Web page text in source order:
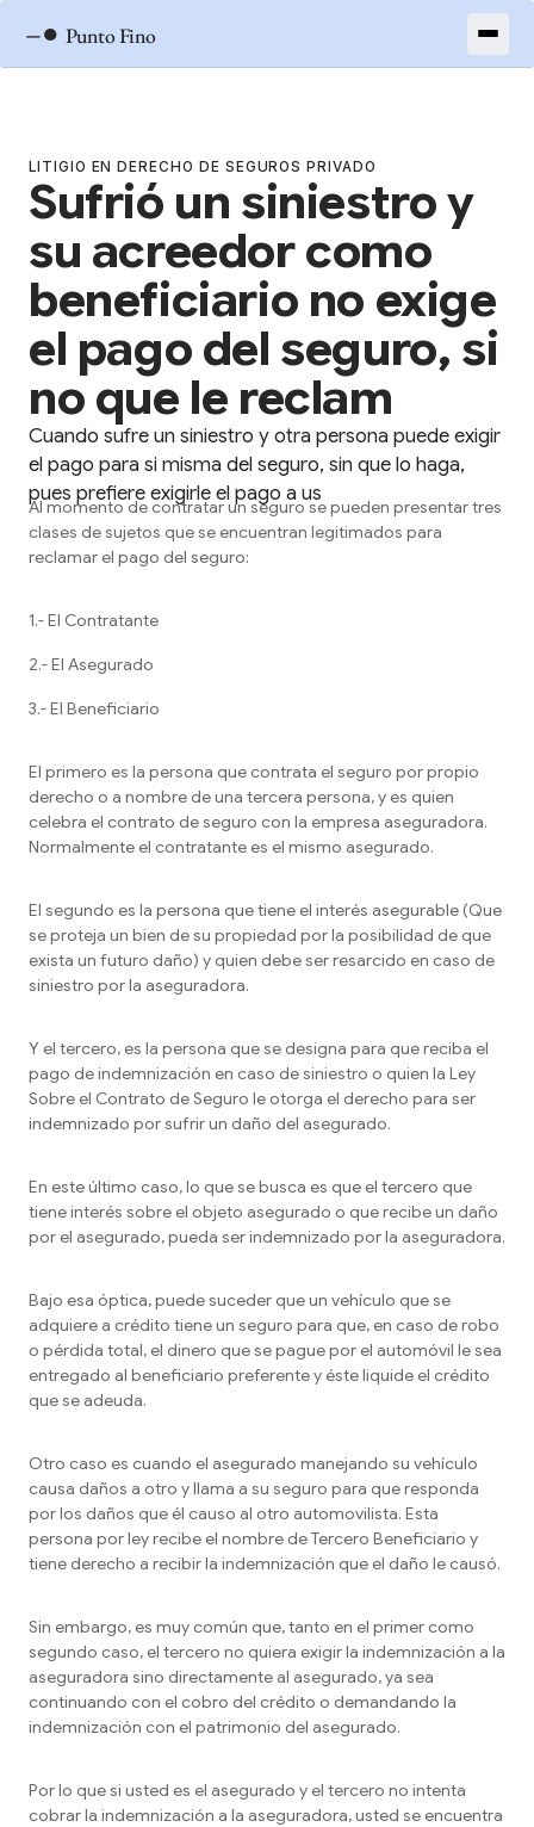
–● Punto Fino
LITIGIO EN DERECHO DE SEGUROS PRIVADO
Sufrió un siniestro y
su acreedor como
beneficiario no exige
el pago del seguro, si
no que le reclam
Cuando sufre un siniestro y otra persona puede exigir
el pago para si misma del seguro, sin que lo haga,
pues prefiere exigirle el pago a us
Al momento de contratar un seguro se pueden presentar tres
clases de sujetos que se encuentran legitimados para
reclamar el pago del seguro:
1.- El Contratante
2.- El Asegurado
3.- El Beneficiario
El primero es la persona que contrata el seguro por propio
derecho o a nombre de una tercera persona, y es quien
celebra el contrato de seguro con la empresa aseguradora.
Normalmente el contratante es el mismo asegurado.
El segundo es la persona que tiene el interés asegurable (Que
se proteja un bien de su propiedad por la posibilidad de que
exista un futuro daño) y quien debe ser resarcido en caso de
siniestro por la aseguradora.
Y el tercero, es la persona que se designa para que reciba el
pago de indemnización en caso de siniestro o quien la Ley
Sobre el Contrato de Seguro le otorga el derecho para ser
indemnizado por sufrir un daño del asegurado.
En este último caso, lo que se busca es que el tercero que
tiene interés sobre el objeto asegurado o que recibe un daño
por el asegurado, pueda ser indemnizado por la aseguradora.
Bajo esa óptica, puede suceder que un vehículo que se
adquiere a crédito tiene un seguro para que, en caso de robo
o pérdida total, el dinero que se pague por el automóvil le sea
entregado al beneficiario preferente y éste liquide el crédito
que se adeuda.
Otro caso es cuando el asegurado manejando su vehículo
causa daños a otro y llama a su seguro para que responda
por los daños que él causo al otro automovilista. Esta
persona por ley recibe el nombre de Tercero Beneficiario y
tiene derecho a recibir la indemnización que el daño le causó.
Sin embargo, es muy común que, tanto en el primer como
segundo caso, el tercero no quiera exigir la indemnización a la
aseguradora sino directamente al asegurado, ya sea
continuando con el cobro del crédito o demandando la
indemnización con el patrimonio del asegurado.
Por lo que si usted es el asegurado y el tercero no intenta
cobrar la indemnización a la aseguradora, usted se encuentra